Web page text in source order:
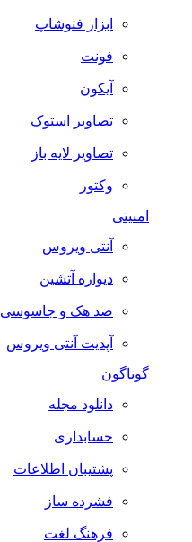
ابزار فتوشاپ
فونت
آیکون
تصاویر استوک
تصاویر لایه باز
وکتور
امنیتی
آنتی ویروس
دیواره آتشین
ضد هک و جاسوسی
آپدیت آنتی ویروس
گوناگون
دانلود مجله
حسابداری
پشتیبان اطلاعات
فشرده ساز
فرهنگ لغت